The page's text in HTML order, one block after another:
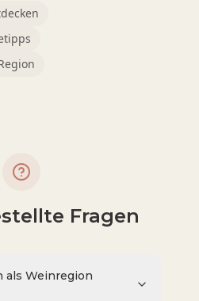
Fragen
als Weinregion